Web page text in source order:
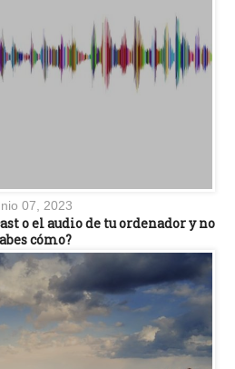
07, 2023
o el audio de tu ordenador y no
cómo?